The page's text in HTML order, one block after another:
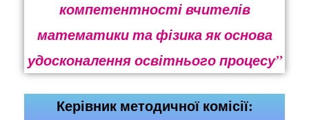
компетентності вчителів
математики та фізика як основа
удосконалення освітнього процесу”
Керівник методичної комісії: